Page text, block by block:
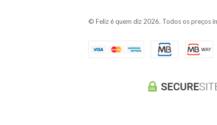
© Feliz é quem diz 2026. Todos os preços